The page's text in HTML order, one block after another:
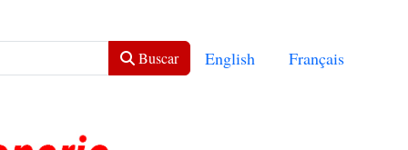
Buscar Seleccione su idioma
English Français